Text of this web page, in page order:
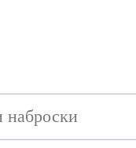
наброски